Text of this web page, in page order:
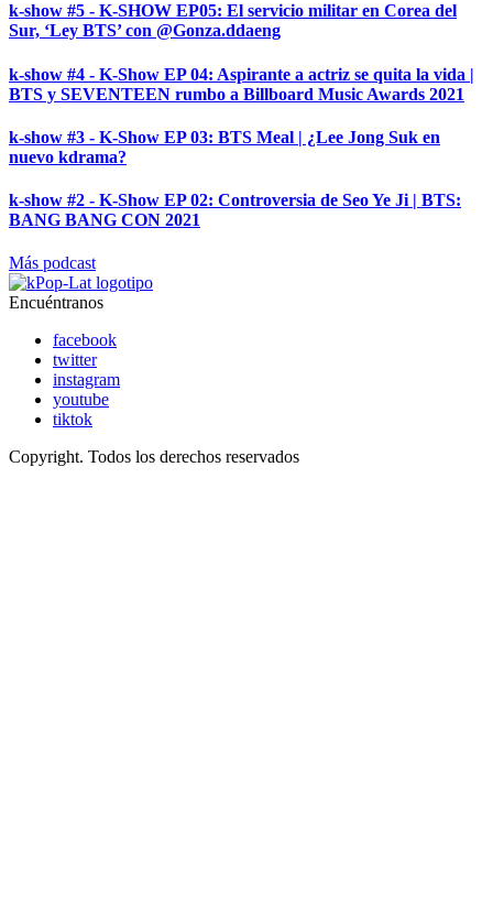
k-show #5 - K-SHOW EP05: El servicio militar en Corea del
Sur, ‘Ley BTS’ con @Gonza.ddaeng
k-show #4 - K-Show EP 04: Aspirante a actriz se quita la vida |
BTS y SEVENTEEN rumbo a Billboard Music Awards 2021
k-show #3 - K-Show EP 03: BTS Meal | ¿Lee Jong Suk en
nuevo kdrama?
k-show #2 - K-Show EP 02: Controversia de Seo Ye Ji | BTS:
BANG BANG CON 2021
Más podcast
Encuéntranos
facebook
twitter
instagram
youtube
tiktok
Copyright. Todos los derechos reservados